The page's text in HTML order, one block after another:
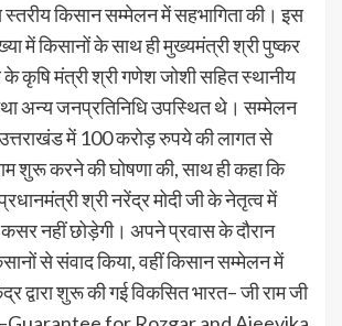
स्तरीय किसान सम्मेलन में सहभागिता की। इस
में किसानों के साथ ही मुख्यमंत्री श्री पुष्कर
के कृषि मंत्री श्री गणेश जोशी सहित स्थानीय
अन्य जनप्रतिनिधि उपस्थित थे। सम्मेलन
में 100 करोड़ रुपये की लागत से
शुरू करने की घोषणा की, साथ ही कहा कि
श्री नरेंद्र मोदी जी के नेतृत्व में
नहीं छोड़ेगी। अपने प्रवास के दौरान
से संवाद किया, वहीं किसान सम्मेलन में
द्वारा शुरू की गई विकसित भारत– जी राम जी